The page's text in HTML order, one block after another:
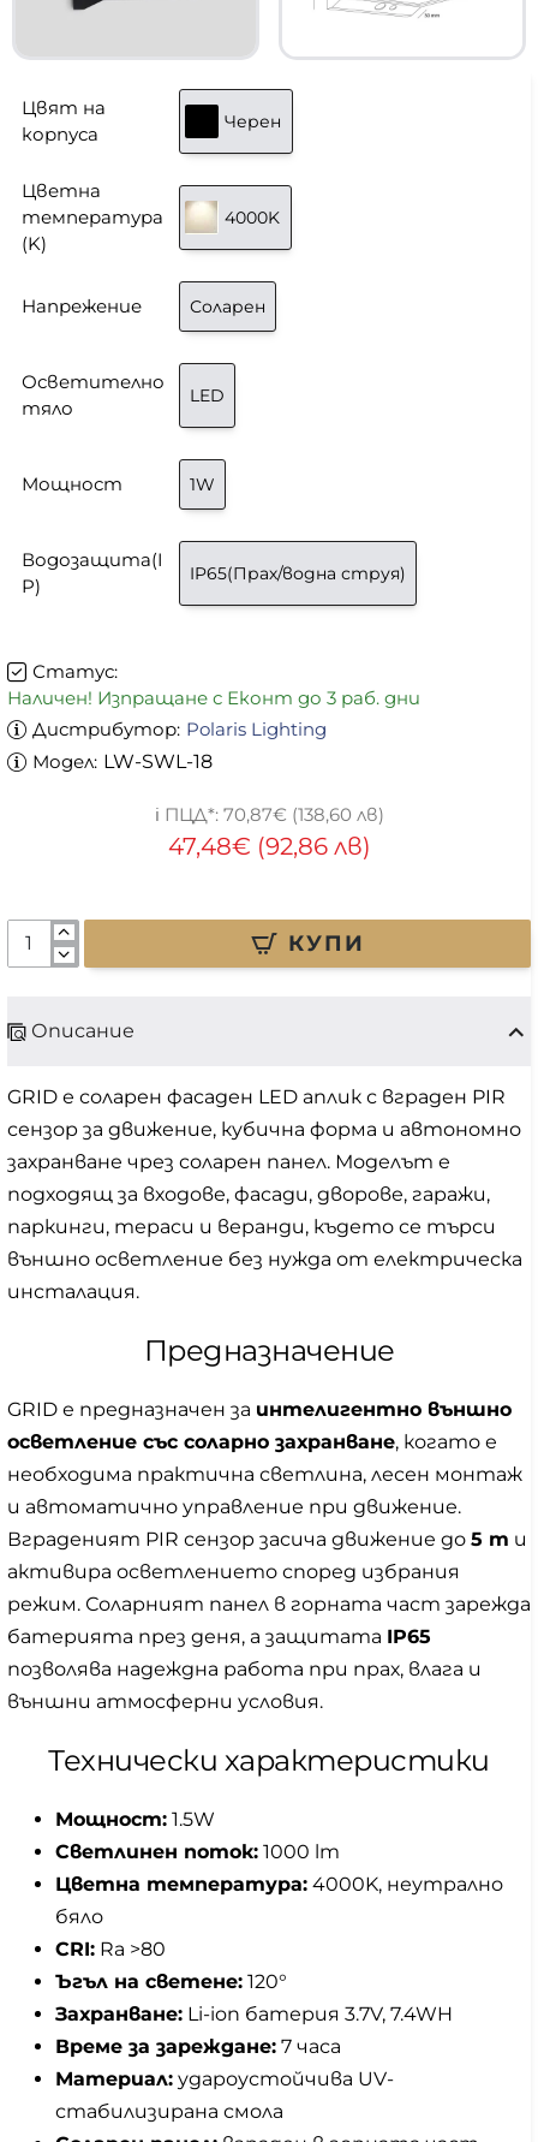
Статус:
Наличен! Изпращане с Еконт до 3 раб. дни
Дистрибутор: Polaris Lighting
Модел: LW-SWL-18
47,48€ (92,86 лв)
70,87€ (138,60 лв)
Цвят на
корпуса
Черен
Цветна
температура
(K)
4000K
Напрежение Соларен
Осветително
тяло
LED
Мощност 1W
Водозащита(I
P)
IP65(Прах/водна струя)
КУПИ
Описание
GRID е соларен фасаден LED аплик с вграден PIR
сензор за движение, кубична форма и автономно
захранване чрез соларен панел. Моделът е
подходящ за входове, фасади, дворове, гаражи,
паркинги, тераси и веранди, където се търси
външно осветление без нужда от електрическа
инсталация.
Предназначение
GRID е предназначен за интелигентно външно
осветление със соларно захранване, когато е
необходима практична светлина, лесен монтаж
и автоматично управление при движение.
Вграденият PIR сензор засича движение до 5 m и
активира осветлението според избрания
режим. Соларният панел в горната част зарежда
батерията през деня, а защитата IP65
позволява надеждна работа при прах, влага и
външни атмосферни условия.
Технически характеристики
Мощност: 1.5W
Светлинен поток: 1000 lm
Цветна температура: 4000K, неутрално
бяло
CRI: Ra >80
Ъгъл на светене: 120°
Захранване: Li-ion батерия 3.7V, 7.4WH
Време за зареждане: 7 часа
Материал: удароустойчива UV-
стабилизирана смола